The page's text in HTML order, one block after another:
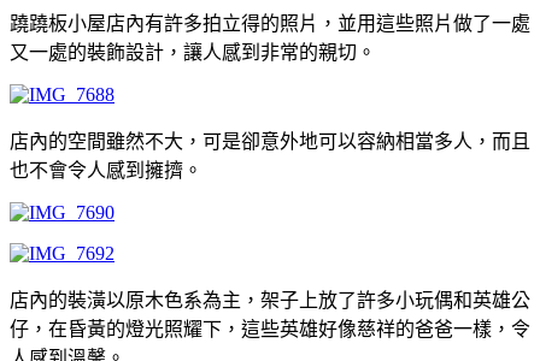
蹺蹺板小屋店內有許多拍立得的照片，並用這些照片做了一處
又一處的裝飾設計，讓人感到非常的親切。
店內的空間雖然不大，可是卻意外地可以容納相當多人，而且
也不會令人感到擁擠。
店內的裝潢以原木色系為主，架子上放了許多小玩偶和英雄公
仔，在昏黃的燈光照耀下，這些英雄好像慈祥的爸爸一樣，令